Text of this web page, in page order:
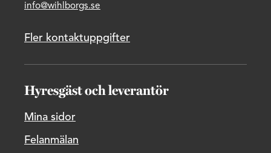
info@wihlborgs.se
Fler kontaktuppgifter
Hyresgäst och leverantör
Mina sidor
Felanmälan